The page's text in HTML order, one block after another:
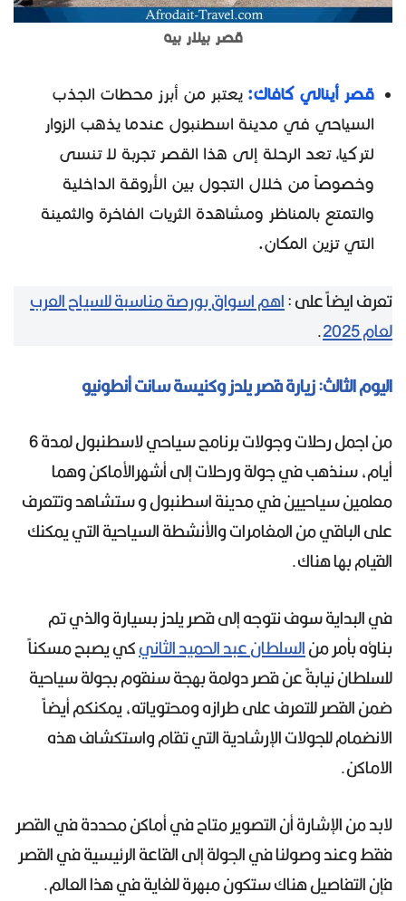
قصر بيلار بيه
قصر أينالي كافاك: يعتبر من أبرز محطات الجذب
السياحي في مدينة اسطنبول عندما يذهب الزوار
لتركيا، تعد الرحلة إلى هذا القصر تجربة لا تنسى
وخصوصاً من خلال التجول بين الأروقة الداخلية
والتمتع بالمناظر ومشاهدة الثريات الفاخرة والثمينة
التي تزين المكان.
تعرف ايضاً على :اهم اسواق بورصة مناسبة للسياح العرب
لعام 2025
.
اليوم الثالث: زيارة قصر يلدز وكنيسة سانت أنطونيو
من اجمل رحلات وجولات برنامج سياحي لاسطنبول لمدة 6
أيام، سنذهب في جولة ورحلات إلى أشهرالأماكن وهما
معلمين سياحيين في مدينة اسطنبول و ستشاهد وتتعرف
على الباقي من المغامرات والأنشطة السياحية التي يمكنك
القيام بها هناك.
في البداية سوف نتوجه إلى قصر يلدز بسيارة والذي تم
بناؤه بأمر منالسلطان عبد الحميد الثانيكي يصبح مسكناً
للسلطان نيابةً عن قصر دولمة بهجة سنقوم بجولة سياحية
ضمن القصر للتعرف على طرازه ومحتوياته، يمكنكم أيضاً
الانضمام للجولات الإرشادية التي تقام واستكشاف هذه
الاماكن.
لابد من الإشارة أن التصوير متاح في أماكن محددة في القصر
فقط وعند وصولنا في الجولة إلى القاعة الرئيسية في القصر
فإن التفاصيل هناك ستكون مبهرة للغاية في هذا العالم.